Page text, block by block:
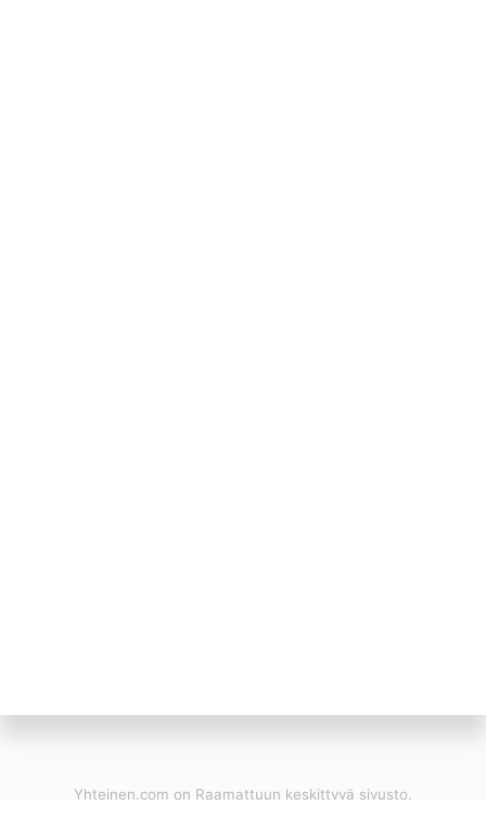
Yhteinen.com on Raamattuun keskittyvä sivusto.